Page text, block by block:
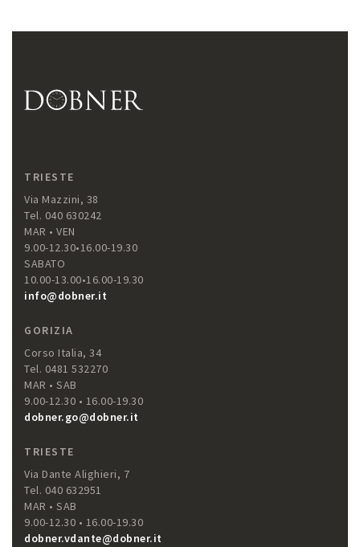
TRIESTE
Via Mazzini, 38
Tel. 040 630242
MAR • VEN
9.00-12.30•16.00-19.30
SABATO
10.00-13.00•16.00-19.30
info@dobner.it
GORIZIA
Corso Italia, 34
Tel. 0481 532270
MAR • SAB
9.00-12.30 • 16.00-19.30
dobner.go@dobner.it
TRIESTE
Via Dante Alighieri, 7
Tel. 040 632951
MAR • SAB
9.00-12.30 • 16.00-19.30
dobner.vdante@dobner.it